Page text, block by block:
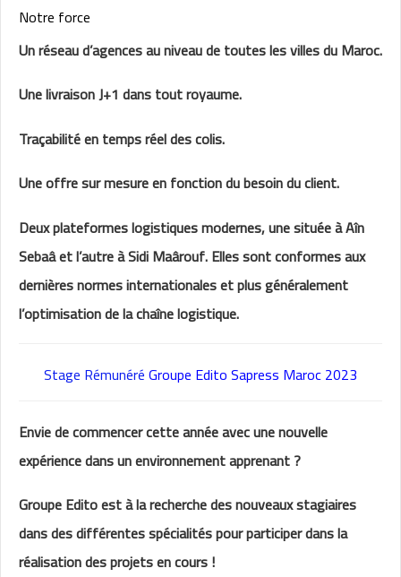
Notre force
Un réseau d’agences au niveau de toutes les villes du Maroc.
Une livraison J+1 dans tout royaume.
Traçabilité en temps réel des colis.
Une offre sur mesure en fonction du besoin du client.
Deux plateformes logistiques modernes, une située à Aîn
Sebaâ et l’autre à Sidi Maârouf. Elles sont conformes aux
dernières normes internationales et plus généralement
l’optimisation de la chaîne logistique.
Stage RémunéréGroupe Edito Sapress Maroc 2023
Envie de commencer cette année avec une nouvelle
expérience dans un environnement apprenant ?
Groupe Edito est à la recherche des nouveaux stagiaires
dans des différentes spécialités pour participer dans la
réalisation des projets en cours !